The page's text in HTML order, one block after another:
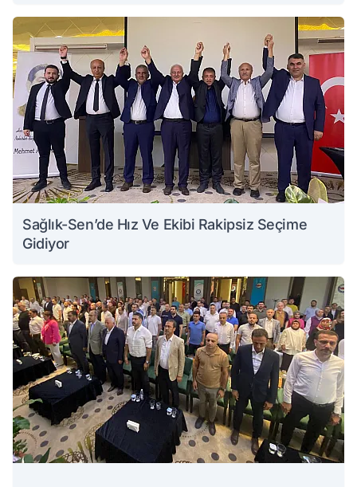
Sağlık-Sen’de Hız Ve Ekibi Rakipsiz Seçime
Gidiyor